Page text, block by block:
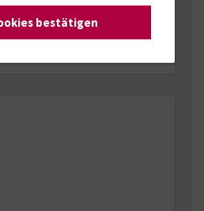
Fibrose (Mukoviszidose)
bestätigen